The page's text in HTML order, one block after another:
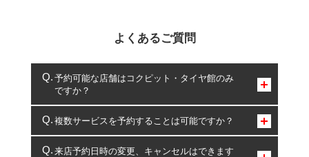
よくあるご質問
予約可能な店舗はコクピット・タイヤ館のみ
ですか？
コクピット・タイヤ館のみとなります。
複数サービスを予約することは可能ですか？
複数サービスのご予約は可能です。
来店予約日時の変更、キャンセルはできます